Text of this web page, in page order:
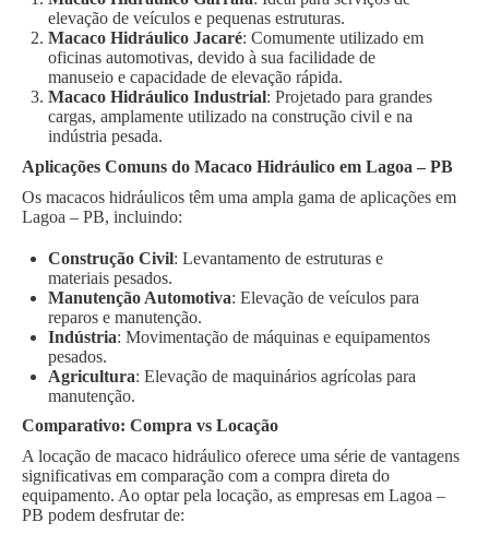
elevação de veículos e pequenas estruturas.
Macaco Hidráulico Jacaré: Comumente utilizado em
oficinas automotivas, devido à sua facilidade de
manuseio e capacidade de elevação rápida.
Macaco Hidráulico Industrial: Projetado para grandes
cargas, amplamente utilizado na construção civil e na
indústria pesada.
Aplicações Comuns do Macaco Hidráulico em Lagoa – PB
Os macacos hidráulicos têm uma ampla gama de aplicações em
Lagoa – PB, incluindo:
Construção Civil: Levantamento de estruturas e
materiais pesados.
Manutenção Automotiva: Elevação de veículos para
reparos e manutenção.
Indústria: Movimentação de máquinas e equipamentos
pesados.
Agricultura: Elevação de maquinários agrícolas para
manutenção.
Comparativo: Compra vs Locação
A locação de macaco hidráulico oferece uma série de vantagens
significativas em comparação com a compra direta do
equipamento. Ao optar pela locação, as empresas em Lagoa –
PB podem desfrutar de: